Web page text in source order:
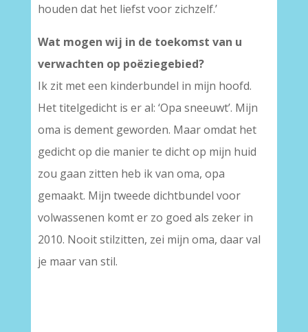
houden dat het liefst voor zichzelf.’
Wat mogen wij in de toekomst van u
verwachten op poëziegebied?
Ik zit met een kinderbundel in mijn hoofd.
Het titelgedicht is er al: ‘Opa sneeuwt’. Mijn
oma is dement geworden. Maar omdat het
gedicht op die manier te dicht op mijn huid
zou gaan zitten heb ik van oma, opa
gemaakt. Mijn tweede dichtbundel voor
volwassenen komt er zo goed als zeker in
2010. Nooit stilzitten, zei mijn oma, daar val
je maar van stil.